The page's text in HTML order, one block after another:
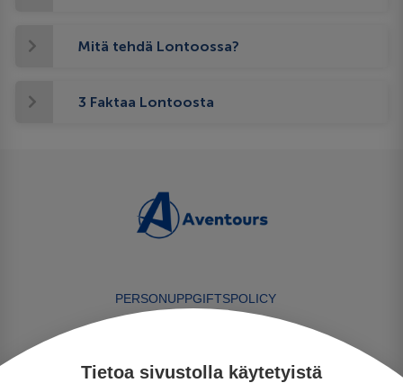
Tietoa sivustolla käytetyistä
Mitä tehdä Lontoossa?
3 Faktaa Lontoosta
PERSONUPPGIFTSPOLICY